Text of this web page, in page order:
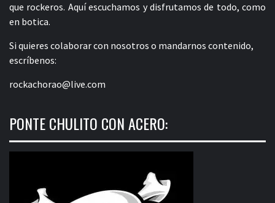
que rockeros. Aquí escuchamos y disfrutamos de todo, como
en botica.
Si quieres colaborar con nosotros o mandarnos contenido,
escríbenos:
rockachorao@live.com
PONTE CHULITO CON ACERO: